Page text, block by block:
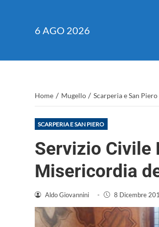
6 AGO 2026
Home / Mugello / Scarperia e San Piero
SCARPERIA E SAN PIERO
Servizio Civile
Misericordia
Aldo Giovannini - 8 Dicembre